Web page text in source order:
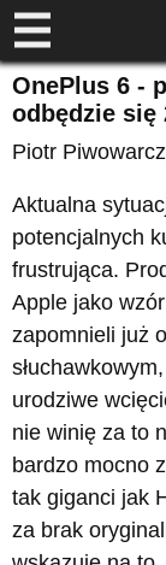
OnePlus 6 -
odbędzie się
Piotr
Aktualna
potencjalnych
frustrująca.
Apple jako
zapomnieli już
urodziwe
nie winię za to
bardzo mocno
tak giganci jak
za brak